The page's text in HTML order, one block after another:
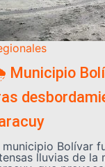
municipio Bolívar
lluvias de la